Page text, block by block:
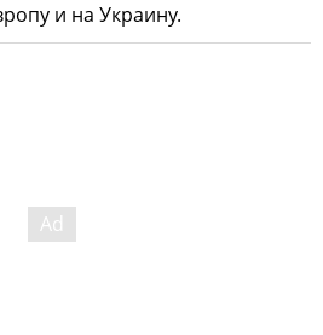
и на Украину.